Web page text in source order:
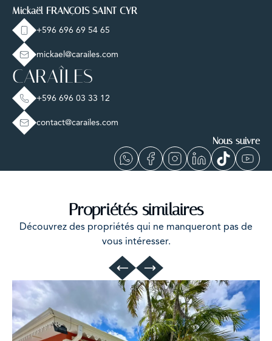
Mickaël FRANÇOIS SAINT CYR
+596 696 69 54 65
mickael@carailes.com
CARAÎLES
+596 696 03 33 12
contact@carailes.com
Nous suivre
Propriétés similaires
Découvrez des propriétés qui ne manqueront pas de
vous intéresser.